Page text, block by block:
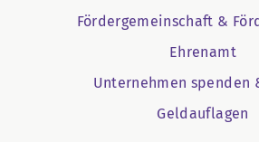
Fördergemeinschaft &
Ehrenamt
Unternehmen spenden
Geldauflagen